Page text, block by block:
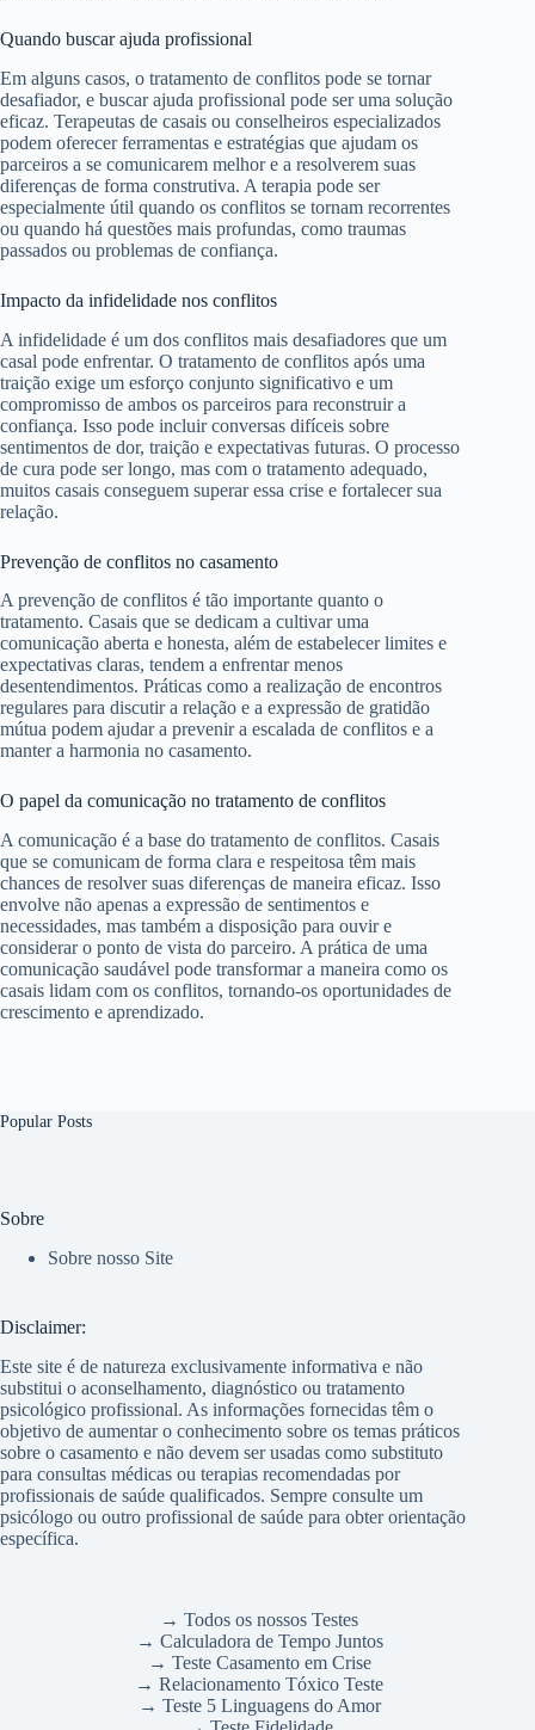
Quando buscar ajuda profissional
Em alguns casos, o tratamento de conflitos pode se tornar
desafiador, e buscar ajuda profissional pode ser uma solução
eficaz. Terapeutas de casais ou conselheiros especializados
podem oferecer ferramentas e estratégias que ajudam os
parceiros a se comunicarem melhor e a resolverem suas
diferenças de forma construtiva. A terapia pode ser
especialmente útil quando os conflitos se tornam recorrentes
ou quando há questões mais profundas, como traumas
passados ou problemas de confiança.
Impacto da infidelidade nos conflitos
A infidelidade é um dos conflitos mais desafiadores que um
casal pode enfrentar. O tratamento de conflitos após uma
traição exige um esforço conjunto significativo e um
compromisso de ambos os parceiros para reconstruir a
confiança. Isso pode incluir conversas difíceis sobre
sentimentos de dor, traição e expectativas futuras. O processo
de cura pode ser longo, mas com o tratamento adequado,
muitos casais conseguem superar essa crise e fortalecer sua
relação.
Prevenção de conflitos no casamento
A prevenção de conflitos é tão importante quanto o
tratamento. Casais que se dedicam a cultivar uma
comunicação aberta e honesta, além de estabelecer limites e
expectativas claras, tendem a enfrentar menos
desentendimentos. Práticas como a realização de encontros
regulares para discutir a relação e a expressão de gratidão
mútua podem ajudar a prevenir a escalada de conflitos e a
manter a harmonia no casamento.
O papel da comunicação no tratamento de conflitos
A comunicação é a base do tratamento de conflitos. Casais
que se comunicam de forma clara e respeitosa têm mais
chances de resolver suas diferenças de maneira eficaz. Isso
envolve não apenas a expressão de sentimentos e
necessidades, mas também a disposição para ouvir e
considerar o ponto de vista do parceiro. A prática de uma
comunicação saudável pode transformar a maneira como os
casais lidam com os conflitos, tornando-os oportunidades de
crescimento e aprendizado.
Popular Posts
Sobre
Sobre nosso Site
Disclaimer:
Este site é de natureza exclusivamente informativa e não
substitui o aconselhamento, diagnóstico ou tratamento
psicológico profissional. As informações fornecidas têm o
objetivo de aumentar o conhecimento sobre os temas práticos
sobre o casamento e não devem ser usadas como substituto
para consultas médicas ou terapias recomendadas por
profissionais de saúde qualificados. Sempre consulte um
psicólogo ou outro profissional de saúde para obter orientação
específica.
→ Todos os nossos Testes
→ Calculadora de Tempo Juntos
→ Teste Casamento em Crise
→ Relacionamento Tóxico Teste
→ Teste 5 Linguagens do Amor